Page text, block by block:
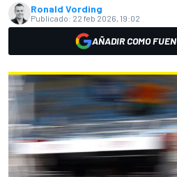
Ronald Vording
Publicado: 22 feb 2026, 19:02
AÑADIR COMO